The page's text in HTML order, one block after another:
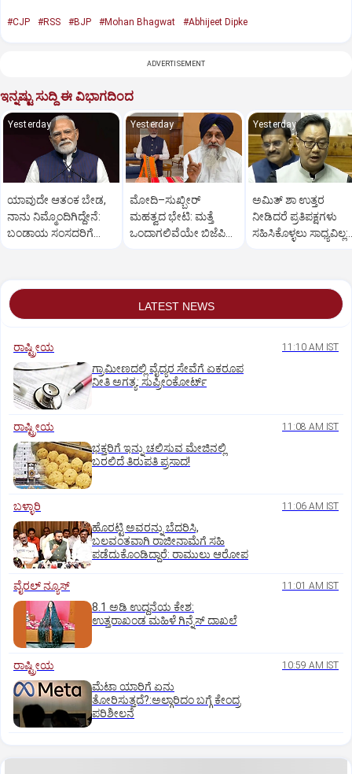
#CJP #RSS #BJP #Mohan Bhagwat #Abhijeet Dipke
ADVERTISEMENT
ಇನ್ನಷ್ಟು ಸುದ್ದಿ ಈ ವಿಭಾಗದಿಂದ
Yesterday
ಯಾವುದೇ ಆತಂಕ ಬೇಡ,
ನಾನು ನಿಮ್ಮೊಂದಿಗಿದ್ದೇನೆ:
ಬಂಡಾಯ ಸಂಸದರಿಗೆ
Yesterday
ಮೋದಿ–ಸುಖ್ಬೀರ್
ಮಹತ್ವದ ಭೇಟಿ: ಮತ್ತೆ
ಒಂದಾಗಲಿವೆಯೇ ಬಿಜೆಪಿ–
Yesterday
ಅಮಿತ್ ಶಾ ಉತ್ತರ
ನೀಡಿದರೆ ಪ್ರತಿಪಕ್ಷಗಳು
ಸಹಿಸಿಕೊಳ್ಳಲು ಸಾಧ್ಯವಿಲ್ಲ:
LATEST NEWS
ರಾಷ್ಟ್ರೀಯ 11:10 AM IST
ಗ್ರಾಮೀಣದಲ್ಲಿ ವೈದ್ಯರ ಸೇವೆಗೆ ಏಕರೂಪ
ನೀತಿ ಅಗತ್ಯ: ಸುಪ್ರೀಂಕೋರ್ಟ್‌
ರಾಷ್ಟ್ರೀಯ 11:08 AM IST
ಭಕ್ತರಿಗೆ ಇನ್ನು ಚಲಿಸುವ ಮೇಜಿನಲ್ಲಿ
ಬರಲಿದೆ ತಿರುಪತಿ ಪ್ರಸಾದ!
ಬಳ್ಳಾರಿ 11:06 AM IST
ಹೊರಟ್ಟಿ ಅವರನ್ನು ಬೆದರಿಸಿ,
ಬಲವಂತವಾಗಿ ರಾಜೀನಾಮೆಗೆ ಸಹಿ
ಪಡೆದುಕೊಂಡಿದ್ದಾರೆ: ರಾಮುಲು ಆರೋಪ
ವೈರಲ್ ನ್ಯೂಸ್ 11:01 AM IST
8.1 ಅಡಿ ಉದ್ದನೆಯ ಕೇಶ:
ಉತ್ತರಾಖಂಡ ಮಹಿಳೆ ಗಿನ್ನೆಸ್‌ ದಾಖಲೆ
ರಾಷ್ಟ್ರೀಯ 10:59 AM IST
ಮೆಟಾ ಯಾರಿಗೆ ಏನು
ತೋರಿಸುತ್ತದೆ?:ಅಲ್ಗಾರಿದಂ ಬಗ್ಗೆ ಕೇಂದ್ರ
ಪರಿಶೀಲನೆ